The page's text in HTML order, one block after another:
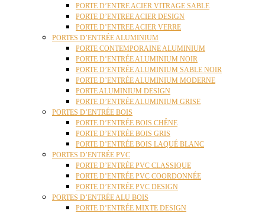
PORTE D’ENTRE ACIER VITRAGE SABLE
PORTE D’ENTREE ACIER DESIGN
PORTE D’ENTREE ACIER VERRE
PORTES D’ENTRÉE ALUMINIUM
PORTE CONTEMPORAINE ALUMINIUM
PORTE D’ENTRÉE ALUMINIUM NOIR
PORTE D’ENTRÉE ALUMINIUM SABLE NOIR
PORTE D’ENTRÉE ALUMINIUM MODERNE
PORTE ALUMINIUM DESIGN
PORTE D’ENTRÉE ALUMINIUM GRISE
PORTES D’ENTRÉE BOIS
PORTE D’ENTRÉE BOIS CHÊNE
PORTE D’ENTRÉE BOIS GRIS
PORTE D’ENTRÉE BOIS LAQUÉ BLANC
PORTES D’ENTRÉE PVC
PORTE D’ENTRÉE PVC CLASSIQUE
PORTE D’ENTRÉE PVC COORDONNÉE
PORTE D’ENTRÉE PVC DESIGN
PORTES D’ENTRÉE ALU BOIS
PORTE D’ENTRÉE MIXTE DESIGN